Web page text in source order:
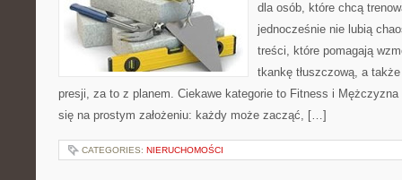
dla osób, które chcą
jednocześnie nie lubią
treści, które pomagają
tkankę tłuszczową, a
presji, za to z planem. Ciekawe kategorie to Fitness i
się na prostym założeniu: każdy może zacząć, […]
CATEGORIES: NIERUCHOMOŚCI